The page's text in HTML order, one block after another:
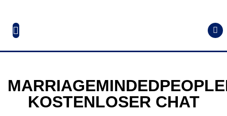
KOSTENLOSER CHAT